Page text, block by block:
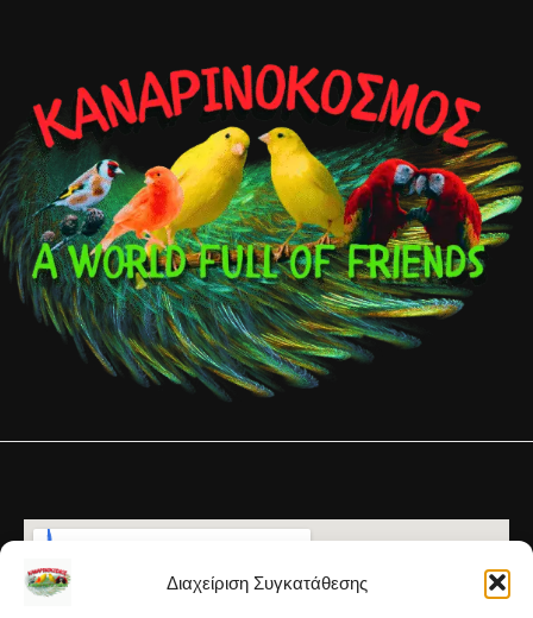
Διαχείριση Συγκατάθεσης